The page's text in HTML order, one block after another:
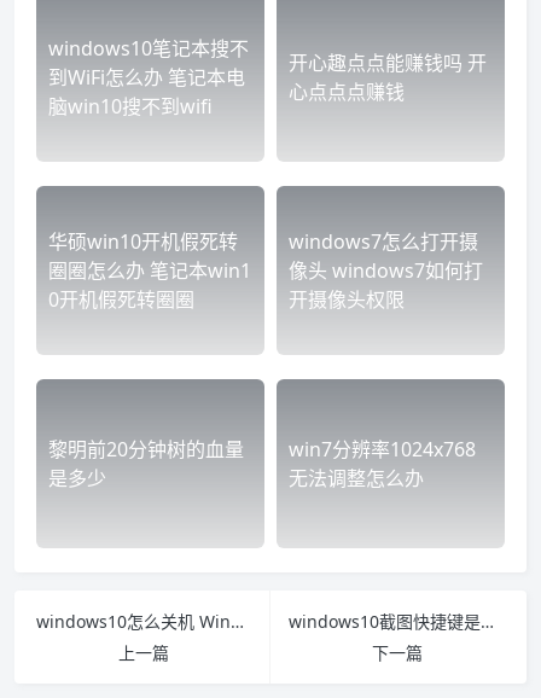
windows10笔记本搜不
到WiFi怎么办 笔记本电
脑win10搜不到wifi
开心趣点点能赚钱吗 开
心点点点赚钱
华硕win10开机假死转
圈圈怎么办 笔记本win1
0开机假死转圈圈
windows7怎么打开摄
像头 windows7如何打
开摄像头权限
黎明前20分钟树的血量
是多少
win7分辨率1024x768
无法调整怎么办
windows10怎么关机 Windows10怎么关机后不删软件
上一篇
windows10截图快捷键是什么 window10电脑快捷键截图是什么
下一篇